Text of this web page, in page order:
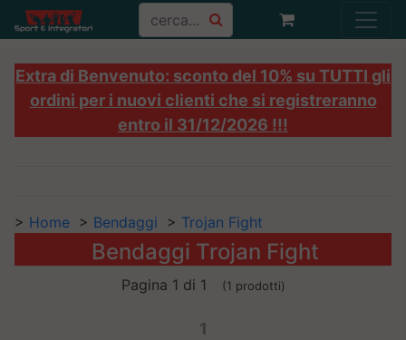
Extra di Benvenuto: sconto del 10% su TUTTI gli
ordini per i nuovi clienti che si registreranno
entro il 31/12/2026 !!!
> Home > Bendaggi > Trojan Fight
Bendaggi Trojan Fight
Pagina 1 di 1 (1 prodotti)
1